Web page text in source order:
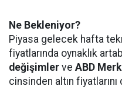
Ne Bekleniyor?
Piyasa gelecek hafta
fiyatlarında oynaklık
değişimler ve ABD
cinsinden altın